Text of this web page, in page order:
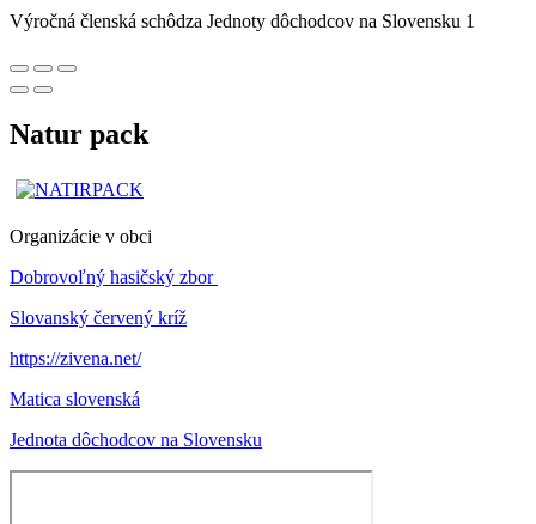
Výročná členská schôdza Jednoty dôchodcov na Slovensku 1
Natur pack
Organizácie v obci
Dobrovoľný hasičský zbor
Slovanský červený kríž
https://zivena.net/
Matica slovenská
Jednota dôchodcov na Slovensku